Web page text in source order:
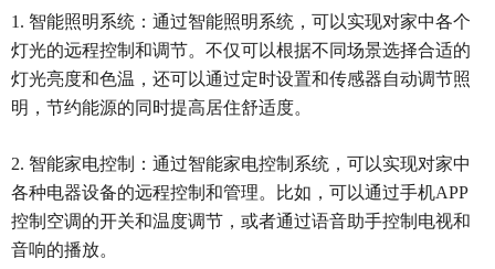
1. 智能照明系统：通过智能照明系统，可以实现对家中各个
灯光的远程控制和调节。不仅可以根据不同场景选择合适的
灯光亮度和色温，还可以通过定时设置和传感器自动调节照
明，节约能源的同时提高居住舒适度。
2. 智能家电控制：通过智能家电控制系统，可以实现对家中
各种电器设备的远程控制和管理。比如，可以通过手机APP
控制空调的开关和温度调节，或者通过语音助手控制电视和
音响的播放。